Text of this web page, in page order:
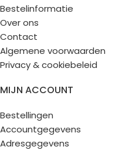
Bestelinformatie
Over ons
Contact
Algemene voorwaarden
Privacy & cookiebeleid
MIJN ACCOUNT
Bestellingen
Accountgegevens
Adresgegevens